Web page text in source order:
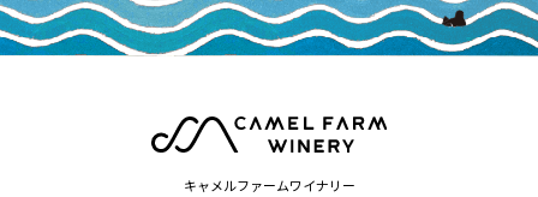
キャメルファームワイナリー